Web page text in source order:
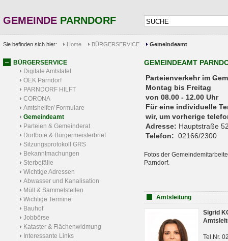
GEMEINDE PARNDORF
Sie befinden sich hier: Home BÜRGERSERVICE Gemeindeamt
BÜRGERSERVICE
Digitale Amtstafel
ÖEK Parndorf
PARNDORF HILFT
CORONA
Amtshelfer/ Formulare
Gemeindeamt
Parteien & Gemeinderat
Dorfbote & Bürgermeisterbrief
Sitzungsprotokoll GRS
Bekanntmachungen
Sterbefälle
Wichtige Adressen
Abwasser und Kanalisation
Müll & Sammelstellen
Wichtige Termine
Bauhof
Jobbörse
Kataster & Flächenwidmung
Interessante Links
GEMEINDEAMT
Parteienverkehr
Montag bis Freitag
von 08.00 - 12.00 Uhr
Für eine individuelle
wir, um vorherige
Adresse: Hauptstraße
Telefon: 02166/2300
Fotos der
Parndorf.
Amtsleitung
Sigrid
Tel.Nr.